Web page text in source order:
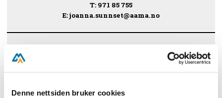
Denne nettsiden bruker cookies
T: 971 85 755
E: joanna.sunnset@aama.no
T: 960 95 332